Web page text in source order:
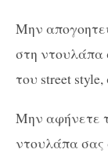
Μην
στη ντουλάπα
του street
Μην αφήνετε
ντουλάπα σας